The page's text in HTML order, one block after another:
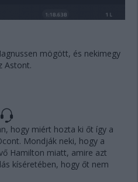
mögött, és nekimegy
Astont.
hogy miért hozta ki őt így a
Mondják neki, hogy a
Hamilton miatt, amire azt
kíséretében, hogy őt nem